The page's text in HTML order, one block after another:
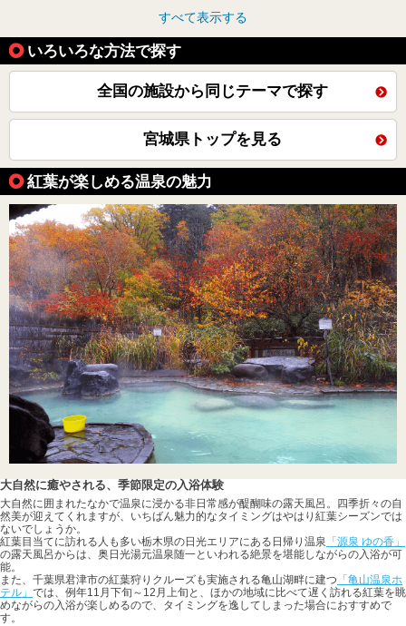
すべて表示する
いろいろな方法で探す
全国の施設から同じテーマで探す
宮城県トップを見る
紅葉が楽しめる温泉の魅力
大自然に癒やされる、季節限定の入浴体験
大自然に囲まれたなかで温泉に浸かる非日常感が醍醐味の露天風呂。四季折々の自
然美が迎えてくれますが、いちばん魅力的なタイミングはやはり紅葉シーズンでは
ないでしょうか。
紅葉目当てに訪れる人も多い栃木県の日光エリアにある日帰り温泉 「源泉 ゆの香」
の露天風呂からは、奥日光湯元温泉随一といわれる絶景を堪能しながらの入浴が可
能。
また、千葉県君津市の紅葉狩りクルーズも実施される亀山湖畔に建つ 「亀山温泉ホ
テル」 では、例年11月下旬～12月上旬と、ほかの地域に比べて遅く訪れる紅葉を眺
めながらの入浴が楽しめるので、タイミングを逸してしまった場合におすすめで
す。